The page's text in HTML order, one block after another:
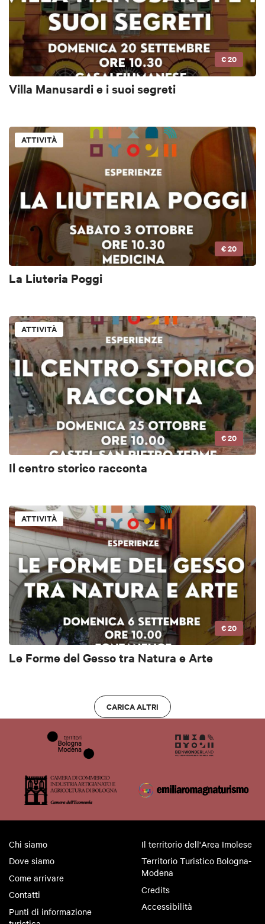
€ 20
Villa Manusardi e i suoi segreti
ATTIVITÀ
€ 20
La Liuteria Poggi
ATTIVITÀ
€ 20
Il centro storico racconta
ATTIVITÀ
€ 20
Le Forme del Gesso tra Natura e Arte
CARICA ALTRI
Chi siamo
Dove siamo
Come arrivare
Contatti
Punti di informazione
Il territorio dell'Area Imolese
Territorio Turistico Bologna-
Modena
Credits
Accessibilità